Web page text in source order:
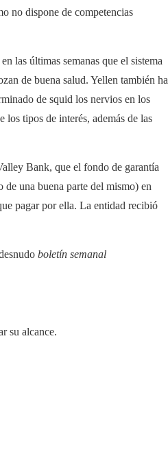
no dispone de competencias
las últimas semanas que el sistema
de buena salud. Yellen también ha
de squid los nervios en los
los tipos de interés, además de las
Bank, que el fondo de garantía
una buena parte del mismo) en
pagar por ella. La entidad recibió
boletín semanal
su alcance.